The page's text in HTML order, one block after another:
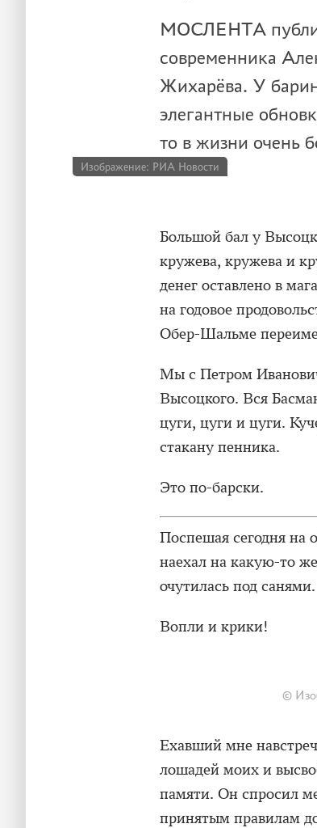
МОСЛЕНТА
современника
Жихарёва. У
элегантные
то в жизни очень
Изображение: РИА Новости
Большой бал у
кружева, кружева и
денег оставлено в
на годовое
Обер-Шальме
Мы с Петром
Высоцкого. Вся
цуги, цуги и цуги.
стакану пенника.
Это по-барски.
Поспешая сегодня на
наехал на какую-то
очутилась под санями.
Вопли и крики!
©
Ехавший мне
лошадей моих и
памяти. Он спросил
принятым правилам